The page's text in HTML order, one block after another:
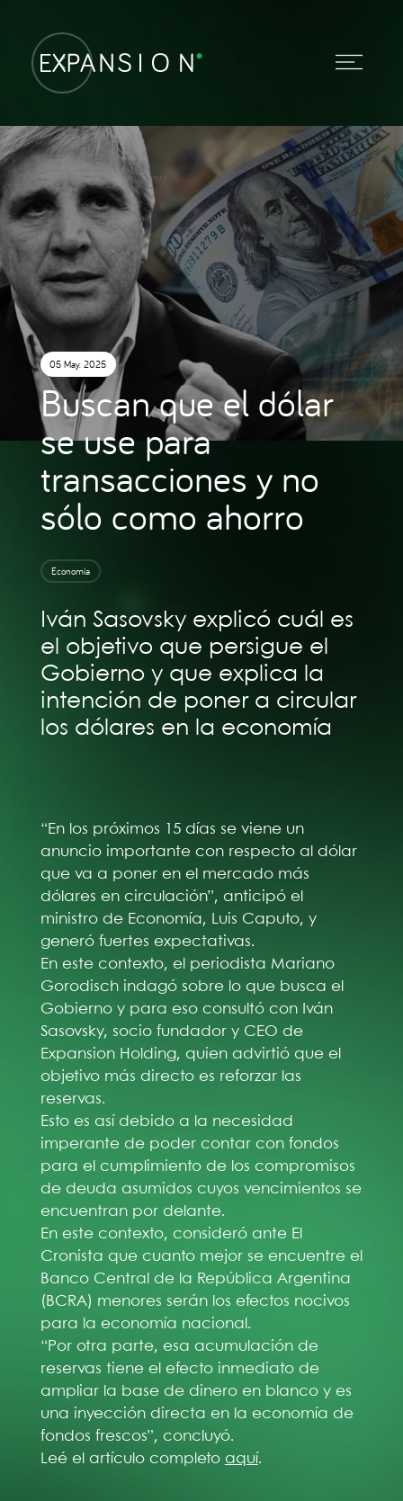
05 May. 2025
Buscan que el dólar
se use para
transacciones y no
sólo como ahorro
Economía
Iván Sasovsky explicó cuál es
el objetivo que persigue el
Gobierno y que explica la
intención de poner a circular
los dólares en la economía
“En los próximos 15 días se viene un
anuncio importante con respecto al dólar
que va a poner en el mercado más
dólares en circulación”, anticipó el
ministro de Economía, Luis Caputo, y
generó fuertes expectativas.
En este contexto, el periodista Mariano
Gorodisch indagó sobre lo que busca el
Gobierno y para eso consultó con Iván
Sasovsky, socio fundador y CEO de
Expansion Holding, quien advirtió que el
objetivo más directo es reforzar las
reservas.
Esto es así debido a la necesidad
imperante de poder contar con fondos
para el cumplimiento de los compromisos
de deuda asumidos cuyos vencimientos se
encuentran por delante.
En este contexto, consideró ante El
Cronista que cuanto mejor se encuentre el
Banco Central de la República Argentina
(BCRA) menores serán los efectos nocivos
para la economía nacional.
“Por otra parte, esa acumulación de
reservas tiene el efecto inmediato de
ampliar la base de dinero en blanco y es
una inyección directa en la economía de
fondos frescos”, concluyó.
Leé el artículo completo aquí.